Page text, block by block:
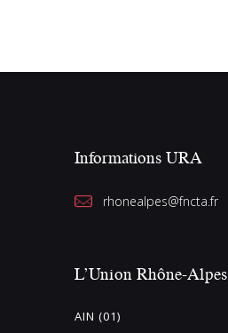
Informations URA
rhonealpes@fncta.fr
L’Union Rhône-Alpes
AIN (01)